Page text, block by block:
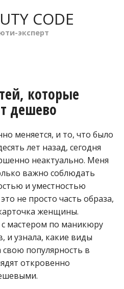
CODE
эксперт
которые
дешево
меняется, и то, что было
лет назад, сегодня
неактуально. Меня
важно соблюдать
и уместностью
не просто часть образа,
женщины.
мастером по маникюру
и узнала, какие виды
свою популярность в
откровенно